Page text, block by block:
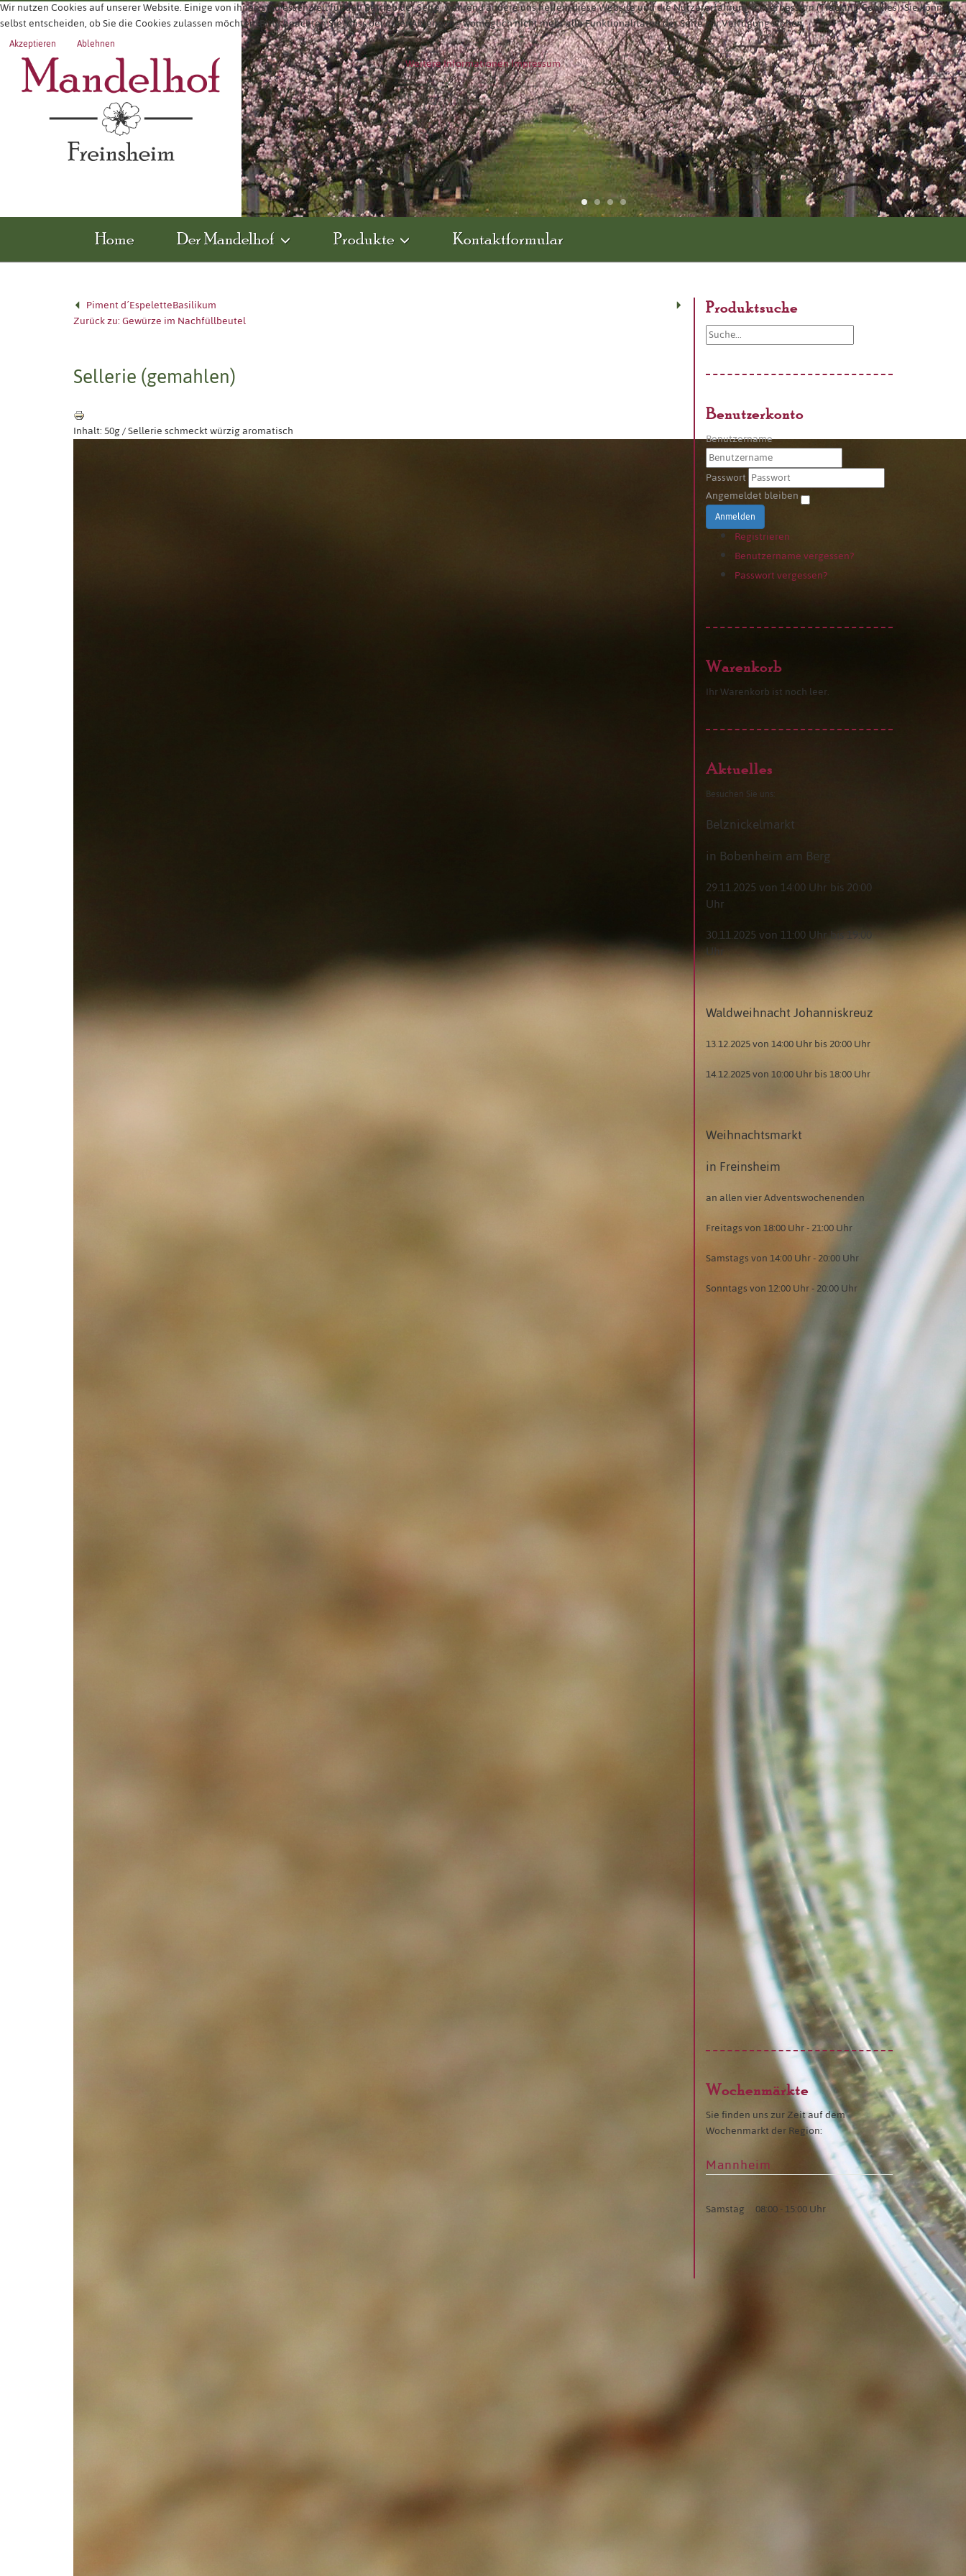
Home Der Mandelhof Produkte Kontaktformular
Piment d´EspeletteBasilikum
Zurück zu: Gewürze im Nachfüllbeutel
Sellerie (gemahlen)
Inhalt: 50g / Sellerie schmeckt würzig aromatisch
Produktsuche
Benutzerkonto
Benutzername
Passwort
Angemeldet bleiben
Anmelden
Registrieren
Benutzername vergessen?
Passwort vergessen?
Warenkorb
Ihr Warenkorb ist noch leer.
Aktuelles
Besuchen Sie uns:
Belznickelmarkt
in Bobenheim am Berg
29.11.2025 von 14:00 Uhr bis 20:00
Uhr
30.11.2025 von 11:00 Uhr bis 19:00
Uhr
Waldweihnacht Johanniskreuz
13.12.2025 von 14:00 Uhr bis 20:00 Uhr
14.12.2025 von 10:00 Uhr bis 18:00 Uhr
Weihnachtsmarkt
in Freinsheim
an allen vier Adventswochenenden
Freitags von 18:00 Uhr - 21:00 Uhr
Samstags von 14:00 Uhr - 20:00 Uhr
Sonntags von 12:00 Uhr - 20:00 Uhr
Wochenmärkte
Sie finden uns zur Zeit auf dem
Wochenmarkt der Region:
Mannheim
Samstag 08:00 - 15:00 Uhr
Wir nutzen Cookies auf unserer Website. Einige von ihnen sind essenziell für den Betrieb der Seite, während andere uns helfen, diese Website und die Nutzererfahrung zu verbessern (Tracking Cookies). Sie können
selbst entscheiden, ob Sie die Cookies zulassen möchten. Bitte beachten Sie, dass bei einer Ablehnung womöglich nicht mehr alle Funktionalitäten der Seite zur Verfügung stehen.
Akzeptieren Ablehnen
Weitere InformationenImpressum